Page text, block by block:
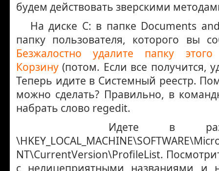
будем действовать зверскими
На диске С: в папке Documents
папку пользователя, которого вы
Безжалостно удалите папку
Корзину (потом. Если все получится,
Теперь идите в Системный реестр.
можно сделать? Правильно, в
набрать слово regedit.
Идете в
NT\CurrentVersion\ProfileList.
с нелицеприятными названиями и